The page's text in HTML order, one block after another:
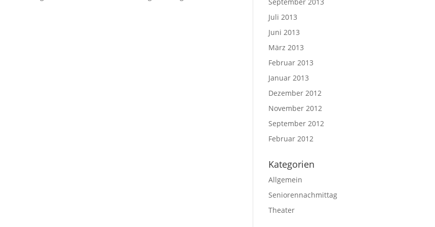
Juli 2013
Juni 2013
März 2013
Februar 2013
Januar 2013
Dezember 2012
November 2012
September 2012
Februar 2012
Kategorien
Allgemein
Seniorennachmittag
Theater